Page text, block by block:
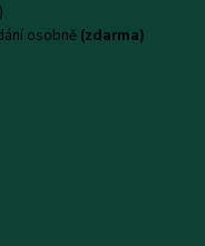
osobně (zdarma)